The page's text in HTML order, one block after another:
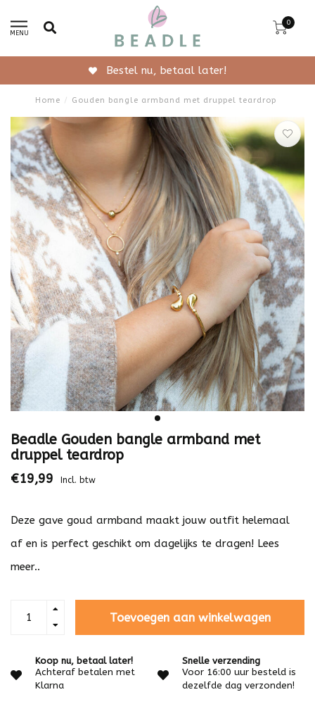
MENU
0
Gratis verzending vanaf 50,-
Home / Gouden bangle armband met druppel teardrop
Beadle Gouden bangle armband met
druppel teardrop
€19,99 Incl. btw
Deze gave goud armband maakt jouw outfit helemaal
af en is perfect geschikt om dagelijks te dragen! Lees
meer..
Toevoegen aan winkelwagen
Koop nu, betaal later!
Achteraf betalen met
Klarna
Snelle verzending
Voor 16:00 uur besteld is
dezelfde dag verzonden!